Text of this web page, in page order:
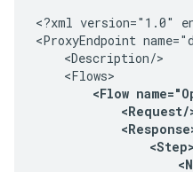
<?xml version="1.0"
<ProxyEndpoint
    <Description/>
    <Flows>
<Flow
<Request/
                <Step>